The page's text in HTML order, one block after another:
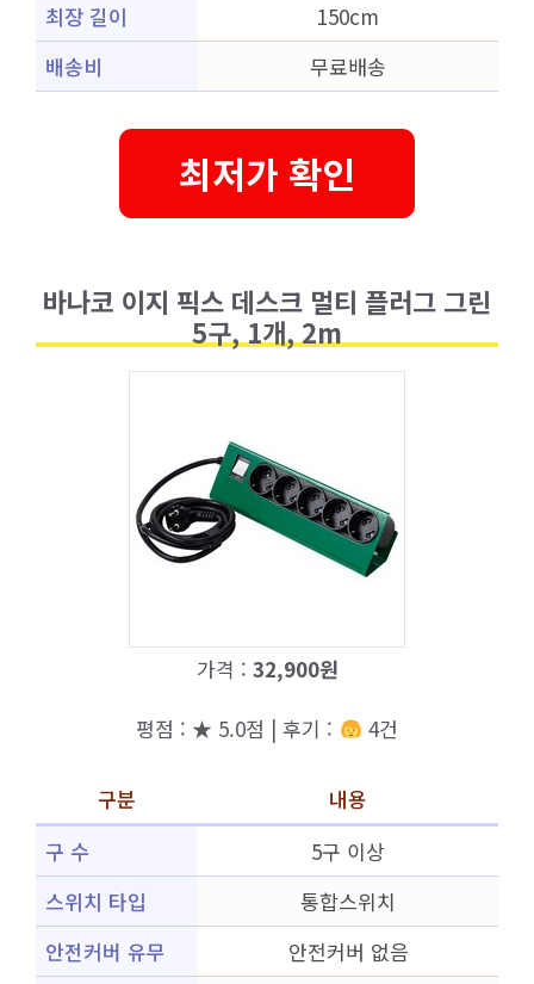
최장 길이
150cm
배송비
무료배송
최저가 확인
바나코 이지 픽스 데스크 멀티 플러그 그린
5구, 1개, 2m
가격 : 32,900원
평점 : ★ 5.0점 | 후기 : 4건
구분
내용
구 수
5구 이상
스위치 타입
통합스위치
안전커버 유무
안전커버 없음